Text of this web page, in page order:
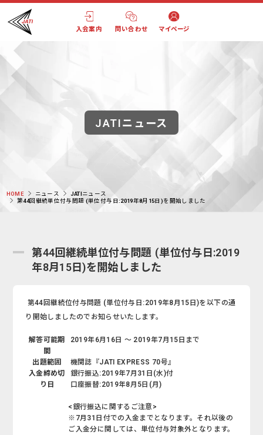
入会案内 問い合わせ マイページ
JATIニュース
HOME ニュース
JATIニュース
第44回継続単位付与問題 (単位付与日:2019年8月15日)を開始しました
第44回継続単位付与問題 (単位付与日:2019
年8月15日)を開始しました
第44回継続位付与問題 (単位付与日:2019年8月15日)を以下の通
り開始しましたのでお知らせいたします。
解答可能期
間
2019年6月16日 ～ 2019年7月15日まで
出題範囲
機関誌『JATI EXPRESS 70号』
入金締め切
り日
銀行振込:2019年7月31日(水)付
口座振替:2019年8月5日(月)
<銀行振込に関するご注意>
※7月31日付での入金までとなります。それ以後の
ご入金分に関しては、単位付与対象外となります。